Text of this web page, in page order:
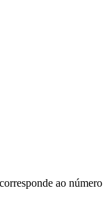
ao número